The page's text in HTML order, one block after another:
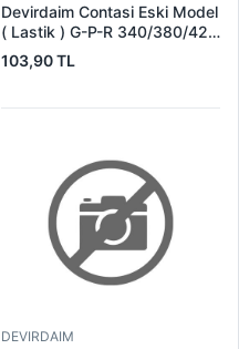
Devirdaim Contasi Eski Model
( Lastik ) G-P-R 340/380/420
| CONSAN 03.302.124 | OEM
1353010
103,90 TL
DEVIRDAIM